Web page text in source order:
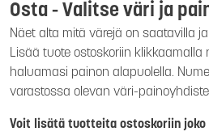
Osta - Valitse väri ja
Näet alta mitä värejä on saatavilla
Lisää tuote ostoskoriin klikkaamalla
haluamasi painon alapuolella.
varastossa olevan väri-
Voit lisätä tuotteita ostoskoriin joko